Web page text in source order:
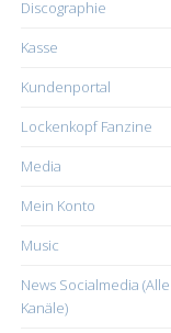
Discographie
Kasse
Kundenportal
Lockenkopf Fanzine
Media
Mein Konto
Music
News Socialmedia (Alle
Kanäle)